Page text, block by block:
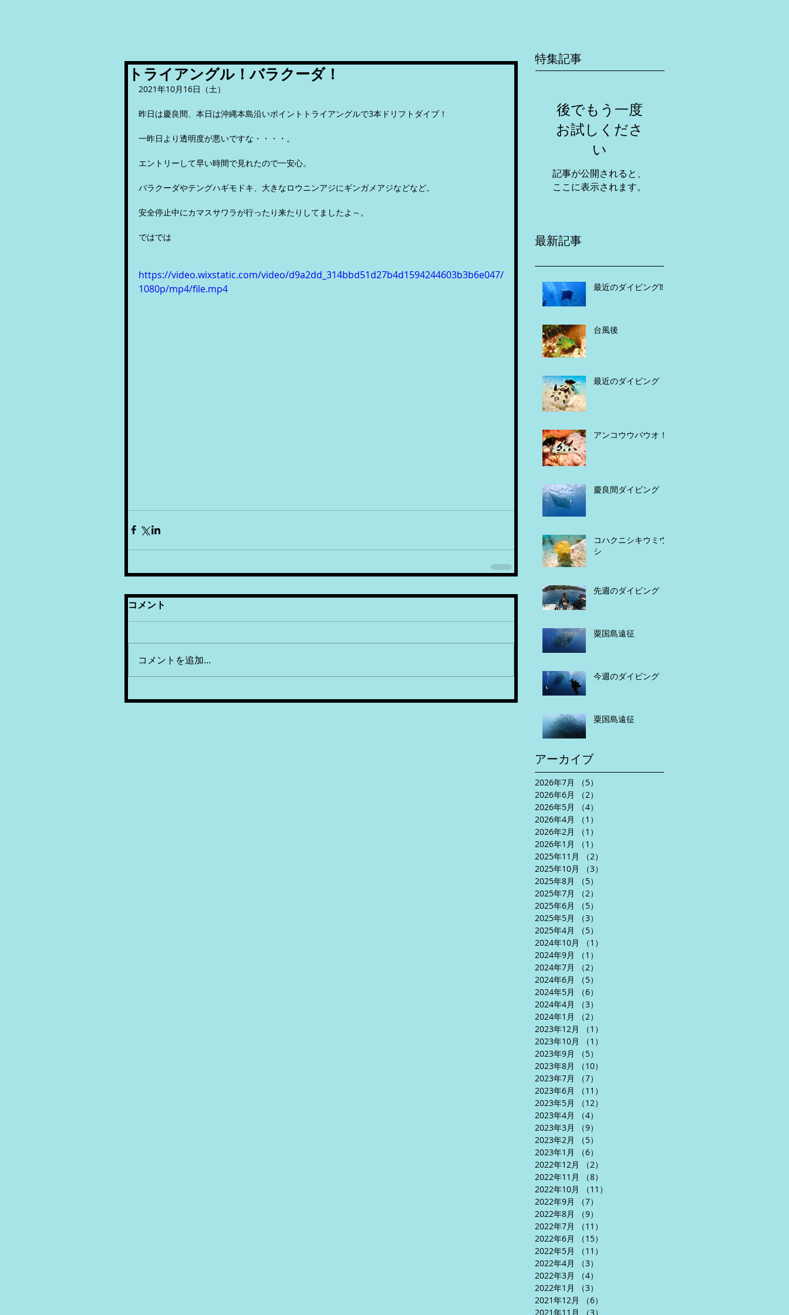
トライアングル！バラクーダ！
2021年10月16日（土）
昨日は慶良間、本日は沖縄本島沿いポイントトライアングルで3本ドリフトダイブ！
一昨日より透明度が悪いですな・・・・。
エントリーして早い時間で見れたので一安心。
バラクーダやテングハギモドキ、大きなロウニンアジにギンガメアジなどなど。
安全停止中にカマスサワラが行ったり来たりしてましたよ～。
ではでは
https://video.wixstatic.com/video/d9a2dd_314bbd51d27b4d1594244603b3b6e047/
1080p/mp4/file.mp4
コメント
コメントを追加…
特集記事
後でもう一度
お試しくださ
い
記事が公開されると、
ここに表示されます。
最新記事
最近のダイビング‼️
台風後
最近のダイビング
アンコウウバウオ！
慶良間ダイビング
コハクニシキウミウ
シ
先週のダイビング
粟国島遠征
今週のダイビング
粟国島遠征
アーカイブ
2026年7月 （5）
2026年6月
（2）
2026年5月
（4）
2026年4月
（1）
2026年2月
（1）
2026年1月
（1）
2025年11月
（2）
2025年10月
（3）
2025年8月
（5）
2025年7月
（2）
2025年6月
（5）
2025年5月
（3）
2025年4月
（5）
2024年10月
（1）
2024年9月
（1）
2024年7月
（2）
2024年6月
（5）
2024年5月
（6）
2024年4月
（3）
2024年1月
（2）
2023年12月
（1）
2023年10月
（1）
2023年9月
（5）
2023年8月
（10）
2023年7月
（7）
2023年6月
（11）
2023年5月
（12）
2023年4月
（4）
2023年3月
（9）
2023年2月
（5）
2023年1月
（6）
2022年12月
（2）
2022年11月
（8）
2022年10月
（11）
2022年9月
（7）
2022年8月
（9）
2022年7月
（11）
2022年6月
（15）
2022年5月
（11）
2022年4月
（3）
2022年3月
（4）
2022年1月
（3）
2021年12月
（6）
2021年11月
（3）